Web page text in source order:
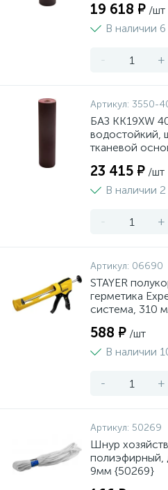
19 618 ₽ /шт
В наличии 6
- +
Артикул: 3550-
БАЗ KK19XW
водостойкий,
тканевой
23 415 ₽ /шт
В наличии 2
- +
Артикул: 06690
STAYER
герметика
система, 310
588 ₽ /шт
В наличии
- +
Артикул: 50269
Шнур
полиэфирный,
9мм {50269}